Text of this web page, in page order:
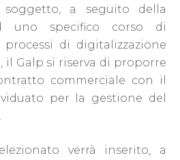
soggetto, a seguito della
uno specifico corso di
di digitalizzazione
il Galp si riserva di proporre
commerciale con il
per la gestione del
verrà inserito, a